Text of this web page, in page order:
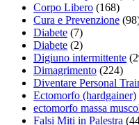
Corpo Libero (168)
Cura e Prevenzione
Diabete (7)
Diabete (2)
Digiuno intermittente
Dimagrimento (224)
Diventare Personal
Ectomorfo (hardgainer)
ectomorfo massa
Falsi Miti in Palestra